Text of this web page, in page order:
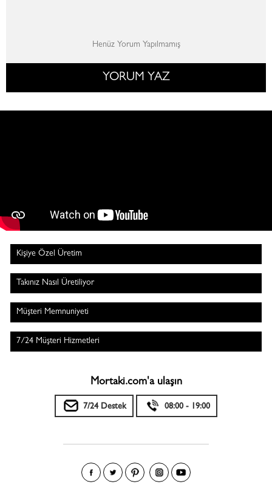
Henüz Yorum Yapılmamış
YORUM YAZ
Kişiye Özel Üretim
Takınız Nasıl Üretiliyor
Müşteri Memnuniyeti
7/24 Müşteri Hizmetleri
Mortaki.com'a ulaşın
7/24 Destek 08:00 - 19:00